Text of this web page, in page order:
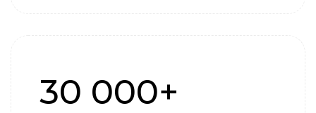
30 000+